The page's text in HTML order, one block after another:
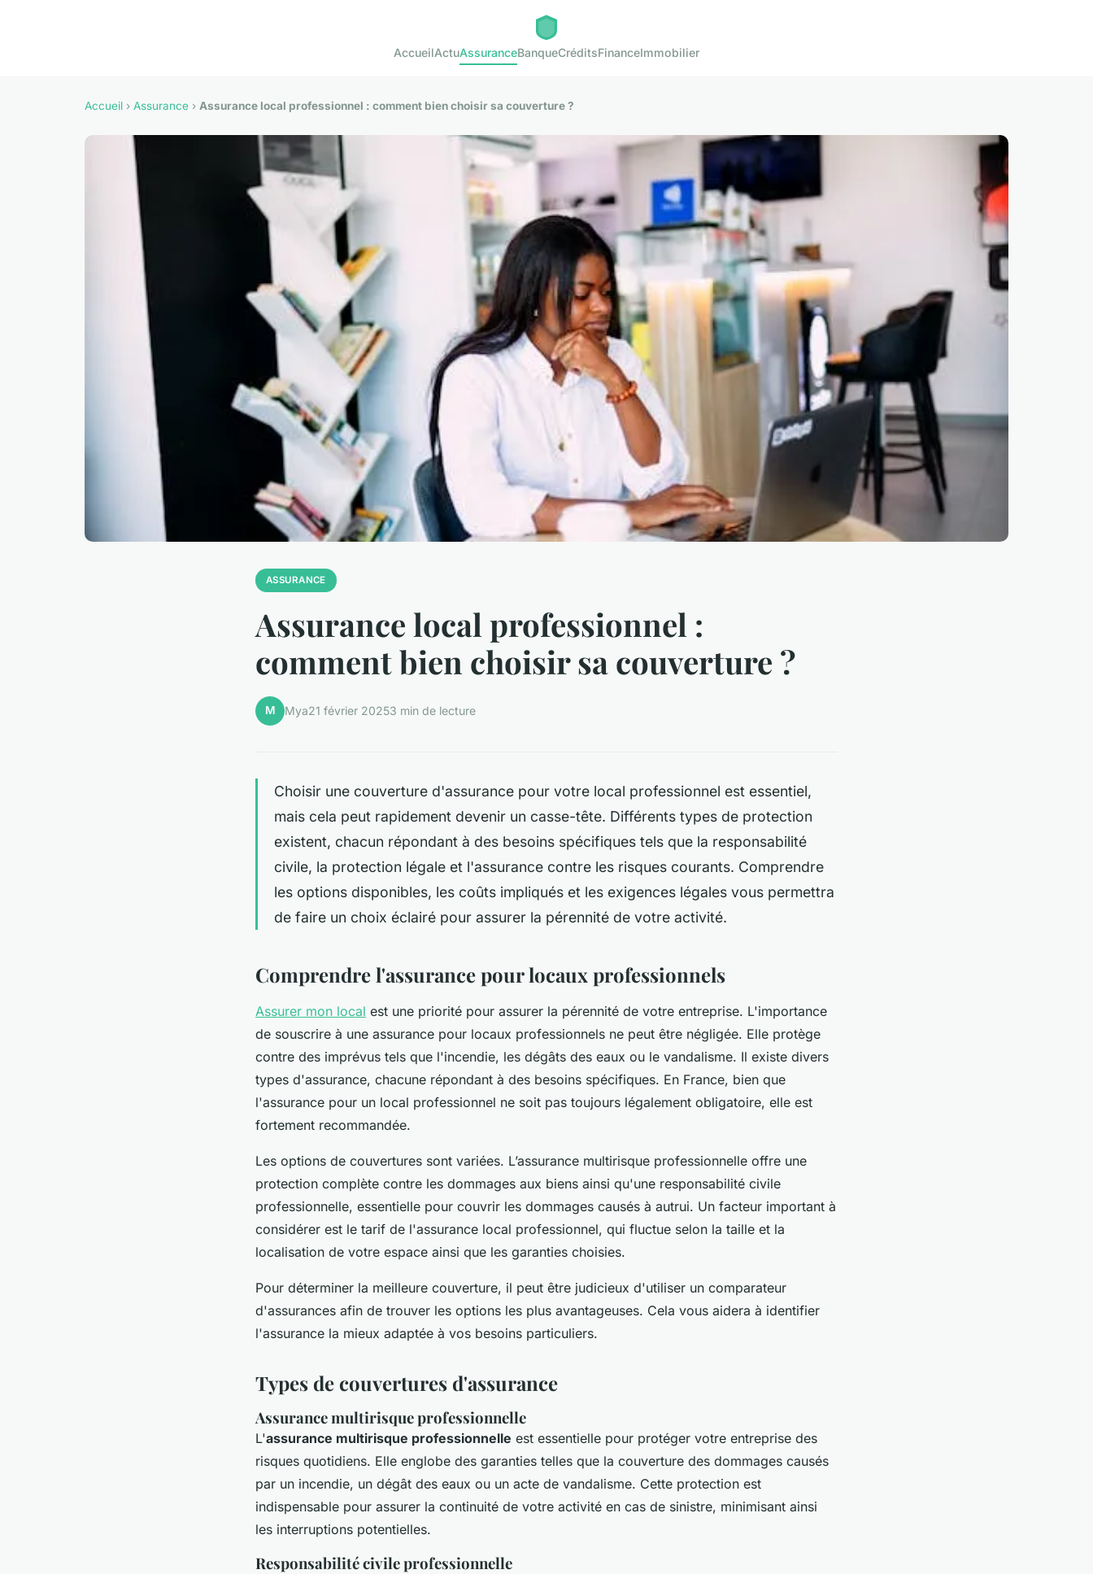
AccueilActuAssuranceBanqueCréditsFinanceImmobilier
Accueil › Assurance › Assurance local professionnel : comment bien choisir sa couverture ?
ASSURANCE
Assurance local professionnel :
comment bien choisir sa couverture ?
M Mya21 février 20253 min de lecture
Choisir une couverture d'assurance pour votre local professionnel est essentiel,
mais cela peut rapidement devenir un casse-tête. Différents types de protection
existent, chacun répondant à des besoins spécifiques tels que la responsabilité
civile, la protection légale et l'assurance contre les risques courants. Comprendre
les options disponibles, les coûts impliqués et les exigences légales vous permettra
de faire un choix éclairé pour assurer la pérennité de votre activité.
Comprendre l'assurance pour locaux professionnels
Assurer mon local est une priorité pour assurer la pérennité de votre entreprise. L'importance
de souscrire à une assurance pour locaux professionnels ne peut être négligée. Elle protège
contre des imprévus tels que l'incendie, les dégâts des eaux ou le vandalisme. Il existe divers
types d'assurance, chacune répondant à des besoins spécifiques. En France, bien que
l'assurance pour un local professionnel ne soit pas toujours légalement obligatoire, elle est
fortement recommandée.
Les options de couvertures sont variées. L’assurance multirisque professionnelle offre une
protection complète contre les dommages aux biens ainsi qu'une responsabilité civile
professionnelle, essentielle pour couvrir les dommages causés à autrui. Un facteur important à
considérer est le tarif de l'assurance local professionnel, qui fluctue selon la taille et la
localisation de votre espace ainsi que les garanties choisies.
Pour déterminer la meilleure couverture, il peut être judicieux d'utiliser un comparateur
d'assurances afin de trouver les options les plus avantageuses. Cela vous aidera à identifier
l'assurance la mieux adaptée à vos besoins particuliers.
Types de couvertures d'assurance
Assurance multirisque professionnelle
L'assurance multirisque professionnelle est essentielle pour protéger votre entreprise des
risques quotidiens. Elle englobe des garanties telles que la couverture des dommages causés
par un incendie, un dégât des eaux ou un acte de vandalisme. Cette protection est
indispensable pour assurer la continuité de votre activité en cas de sinistre, minimisant ainsi
les interruptions potentielles.
Responsabilité civile professionnelle